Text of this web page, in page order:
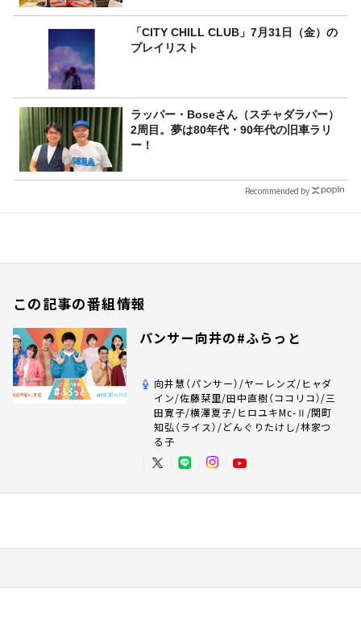
「CITY CHILL CLUB」7月31日（金）の
プレイリスト
ラッパー・Boseさん（スチャダラパー）
2周目。夢は80年代・90年代の旧車ラリ
ー！
Recommended by
この記事の番組情報
パンサー向井の#ふらっと
向井慧（パンサー）/ヤーレンズ/ヒャダ
イン/佐藤栞里/田中直樹（ココリコ）/三
田寛子/横澤夏子/ヒロユキMc-Ⅱ/関町
知弘（ライス）/どんぐりたけし/林家つ
る子